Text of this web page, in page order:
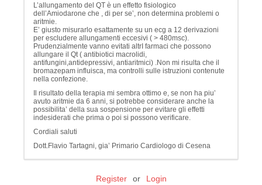
L’allungamento del QT è un effetto fisiologico
dell’Amiodarone che , di per se’, non determina problemi o
aritmie.
E’ giusto misurarlo esattamente su un ecg a 12 derivazioni
per escludere allungamenti eccesivi ( > 480msc).
Prudenzialmente vanno evitati altrI farmaci che possono
allungare il Qt ( antibiotici macrolidi,
antifungini,antidepressivi, antiaritmici) .Non mi risulta che il
bromazepam influisca, ma controlli sulle istruzioni contenute
nella confezione.
Il risultato della terapia mi sembra ottimo e, se non ha piu’
avuto aritmie da 6 anni, si potrebbe considerare anche la
possibilita’ della sua sospensione per evitare gli effetti
indesiderati che prima o poi si possono verificare.
Cordiali saluti
Dott.Flavio Tartagni, gia’ Primario Cardiologo di Cesena
Register or Login